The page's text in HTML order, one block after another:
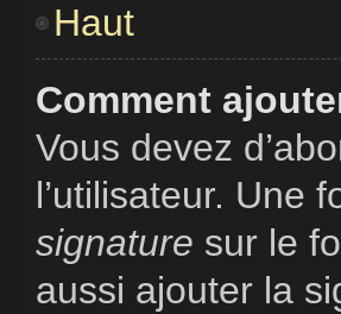
Haut
Comment
Vous devez
l’utilisateur. Une
signature sur le
aussi ajouter la